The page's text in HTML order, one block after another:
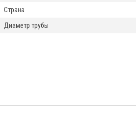
Страна
Диаметр трубы